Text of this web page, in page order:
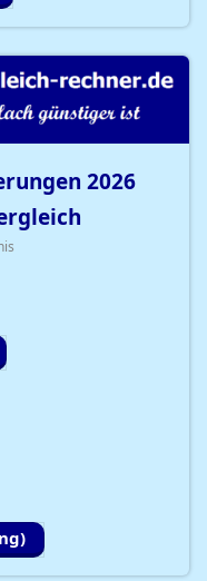
2026